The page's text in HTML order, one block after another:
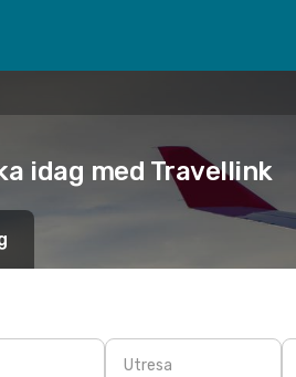
idag med Travellink
Utresa